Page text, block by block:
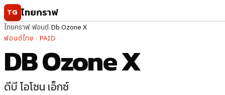
ข้ามไปยังเนื้อหา
TG ไทยกราฟ
ไทยกราฟ/ฟอนต์/Db Ozone X
ฟอนต์ไทย · PAID
DB Ozone X
ดีบี โอโซน เอ็กซ์